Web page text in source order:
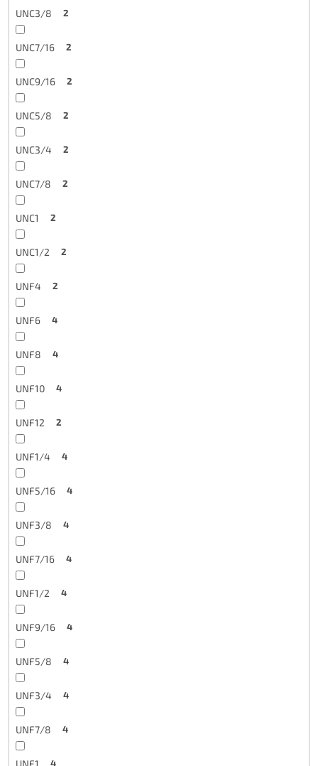
UNC3/8 2
UNC7/16 2
UNC9/16 2
UNC5/8 2
UNC3/4 2
UNC7/8 2
UNC1 2
UNC1/2 2
UNF4 2
UNF6 4
UNF8 4
UNF10 4
UNF12 2
UNF1/4 4
UNF5/16 4
UNF3/8 4
UNF7/16 4
UNF1/2 4
UNF9/16 4
UNF5/8 4
UNF3/4 4
UNF7/8 4
4